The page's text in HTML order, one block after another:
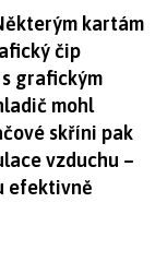
kartám
čip
grafickým
mohl
skříni pak
vzduchu –
efektivně